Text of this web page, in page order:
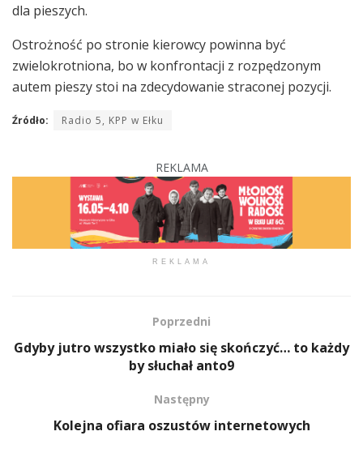
dla pieszych.
Ostrożność po stronie kierowcy powinna być
zwielokrotniona, bo w konfrontacji z rozpędzonym
autem pieszy stoi na zdecydowanie straconej pozycji.
Źródło: Radio 5, KPP w Ełku
REKLAMA
REKLAMA
Poprzedni
Gdyby jutro wszystko miało się skończyć… to każdy
by słuchał anto9
Następny
Kolejna ofiara oszustów internetowych